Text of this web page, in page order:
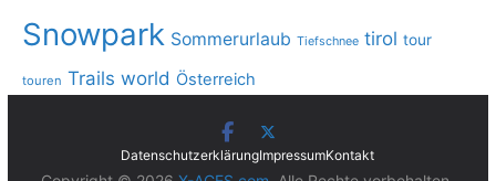
Snowpark Sommerurlaub Tiefschnee tirol tour
touren Trails world Österreich
DatenschutzerklärungImpressumKontakt